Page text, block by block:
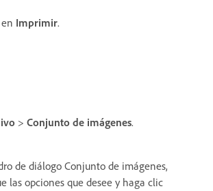
Imprimir.
> Conjunto de imágenes.
de diálogo Conjunto de imágenes,
las opciones que desee y haga clic